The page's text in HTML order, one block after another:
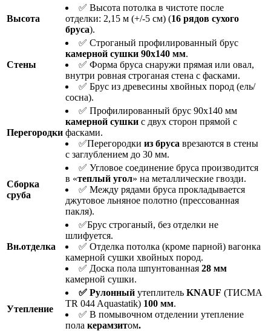
Высота
✅ Высота потолка в чистоте после
отделки: 2,15 м (+/-5 см) (16 рядов сухого
бруса).
Стены
✅ Строганый профилированный брус
камерной сушки 90х140 мм.
✅ Форма бруса снаружи прямая или овал,
внутри ровная строганая стена с фасками.
✅ Брус из древесины хвойных пород (ель/
сосна).
Перегородки
✅ Профилированный брус 90х140 мм
камерной сушки с двух сторон прямой с
фасками.
✅Перегородки из бруса врезаются в стены
с заглублением до 30 мм.
Сборка
сруба
✅ Угловое соединение бруса производится
в «теплый угол» на металлические гвозди.
✅ Между рядами бруса прокладывается
джутовое льняное полотно (прессованная
пакля).
Вн.отделка
✅Брус строганый, без отделки не
шлифуется.
✅ Отделка потолка (кроме парной) вагонка
камерной сушки хвойных пород.
✅ Доска пола шпунтованная 28 мм
камерной сушки.
Утепление
✅ Рулонный утеплитель KNAUF (ТИСМА
TR 044 Aquastatik) 100 мм.
✅ В помывочном отделении утепление
пола керамзитом.